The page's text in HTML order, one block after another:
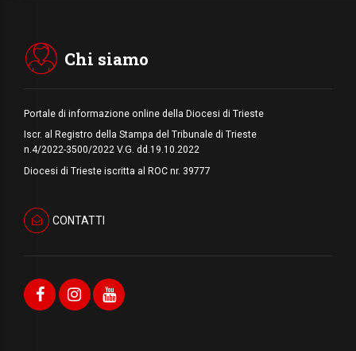
Medio Oriente
Chi siamo
Portale di informazione online della Diocesi di Trieste
Iscr. al Registro della Stampa del Tribunale di Trieste
n.4/2022-3500/2022 V.G. dd.19.10.2022
Diocesi di Trieste iscritta al ROC nr. 39777
CONTATTI